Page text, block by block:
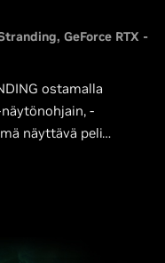
GeForce RTX -
ostamalla
-
näyttävä peli
turvin.